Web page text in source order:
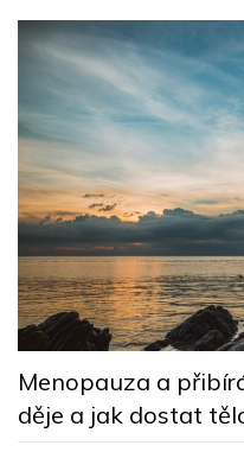
Menopauza a
děje a jak dostat